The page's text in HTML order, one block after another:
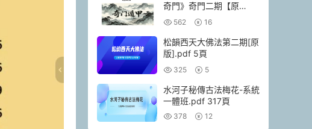
奇門》奇門二期【原
版】.pdf 90頁
562 16
松韻西天大佛法第二期[原
版].pdf 5頁
325 5
水河子秘傳古法梅花-系統
一體班.pdf 317頁
378 12